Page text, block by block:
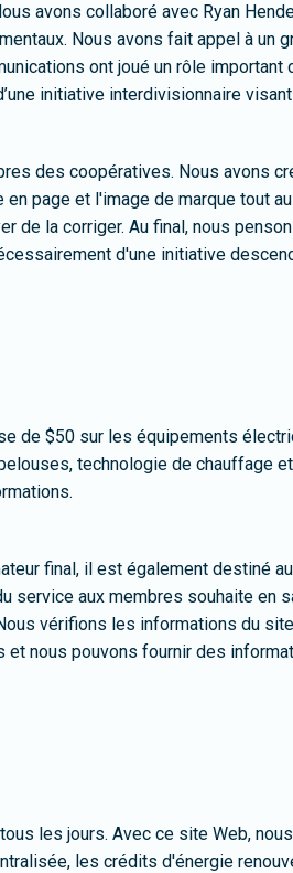
avons collaboré avec Ryan
Nous avons fait appel à un
ont joué un rôle
initiative interdivisionnaire
des coopératives. Nous avons
page et l'image de marque tout
de la corriger. Au final, nous
d'une initiative
de $50 sur les équipements
technologie de chauffage
final, il est également destiné
service aux membres souhaite en
vérifions les informations du
nous pouvons fournir des
les jours. Avec ce site Web,
les crédits d'énergie